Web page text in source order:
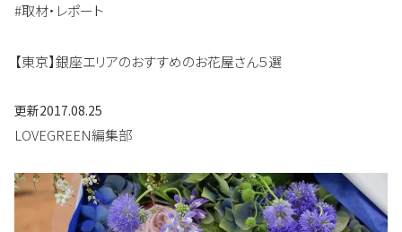
#取材・レポート
【東京】銀座エリアのおすすめのお花屋さん５選
更新2017.08.25
LOVEGREEN編集部